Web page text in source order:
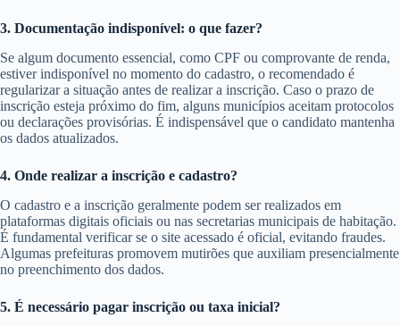
3. Documentação indisponível: o que fazer?
Se algum documento essencial, como CPF ou comprovante de renda,
estiver indisponível no momento do cadastro, o recomendado é
regularizar a situação antes de realizar a inscrição. Caso o prazo de
inscrição esteja próximo do fim, alguns municípios aceitam protocolos
ou declarações provisórias. É indispensável que o candidato mantenha
os dados atualizados.
4. Onde realizar a inscrição e cadastro?
O cadastro e a inscrição geralmente podem ser realizados em
plataformas digitais oficiais ou nas secretarias municipais de habitação.
É fundamental verificar se o site acessado é oficial, evitando fraudes.
Algumas prefeituras promovem mutirões que auxiliam presencialmente
no preenchimento dos dados.
5. É necessário pagar inscrição ou taxa inicial?